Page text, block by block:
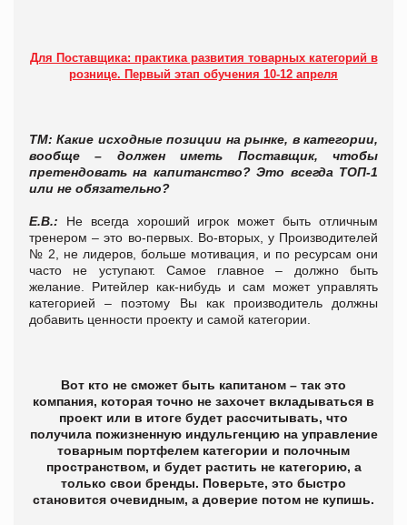
Для Поставщика: практика развития товарных категорий в
рознице. Первый этап обучения 10-12 апреля
ТМ: Какие исходные позиции на рынке, в категории,
вообще – должен иметь Поставщик, чтобы
претендовать на капитанство? Это всегда ТОП-1
или не обязательно?
Е.В.: Не всегда хороший игрок может быть отличным
тренером – это во-первых. Во-вторых, у Производителей
№ 2, не лидеров, больше мотивация, и по ресурсам они
часто не уступают. Самое главное – должно быть
желание. Ритейлер как-нибудь и сам может управлять
категорией – поэтому Вы как производитель должны
добавить ценности проекту и самой категории.
Вот кто не сможет быть капитаном – так это
компания, которая точно не захочет вкладываться в
проект или в итоге будет рассчитывать, что
получила пожизненную индульгенцию на управление
товарным портфелем категории и полочным
пространством, и будет растить не категорию, а
только свои бренды. Поверьте, это быстро
становится очевидным, а доверие потом не купишь.